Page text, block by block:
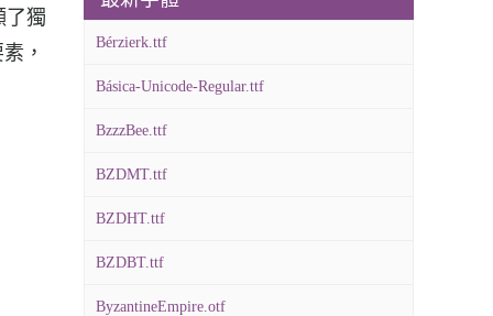
了獨
，
Bérzierk.ttf
Básica-Unicode-Regular.ttf
BzzzBee.ttf
BZDMT.ttf
BZDHT.ttf
BZDBT.ttf
ByzantineEmpire.otf